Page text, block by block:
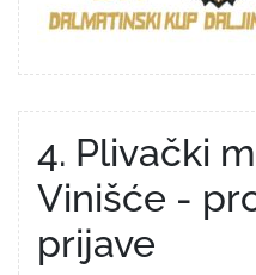
4. Plivački
Vinišće -
prijave